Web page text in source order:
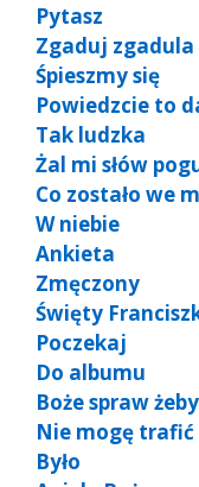
Pytasz
Zgaduj zgadula
Śpieszmy się
Powiedzcie to
Tak ludzka
Żal mi słów
Co zostało we
W niebie
Ankieta
Zmęczony
Święty
Poczekaj
Do albumu
Boże spraw
Nie mogę trafić
Było